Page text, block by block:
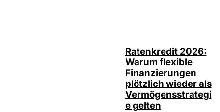
Ratenkredit 2026:
Warum flexible
Finanzierungen
plötzlich wieder als
Vermögensstrategi
e gelten